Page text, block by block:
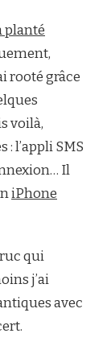
planté
rooté grâce
voilà,
l’appli SMS
Il
iPhone
qui
j’ai
avec